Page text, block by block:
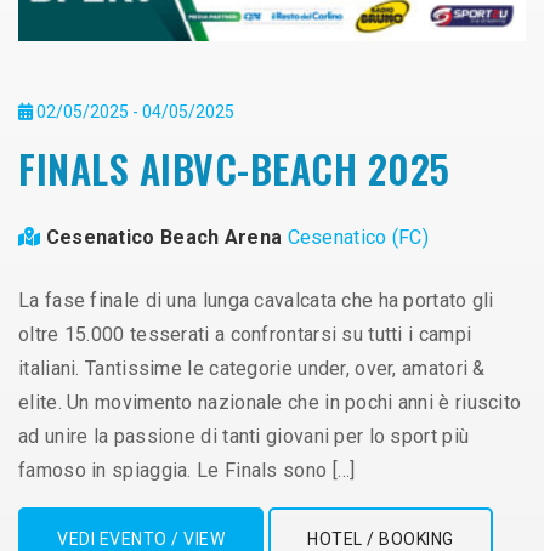
02/05/2025 - 04/05/2025
FINALS AIBVC-BEACH 2025
Cesenatico Beach Arena Cesenatico (FC)
La fase finale di una lunga cavalcata che ha portato gli
oltre 15.000 tesserati a confrontarsi su tutti i campi
italiani. Tantissime le categorie under, over, amatori &
elite. Un movimento nazionale che in pochi anni è riuscito
ad unire la passione di tanti giovani per lo sport più
famoso in spiaggia. Le Finals sono […]
VEDI EVENTO / VIEW HOTEL / BOOKING